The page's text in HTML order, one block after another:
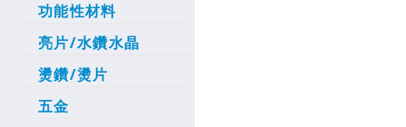
功能性材料
亮片/水鑽水晶
燙鑽/燙片
五金